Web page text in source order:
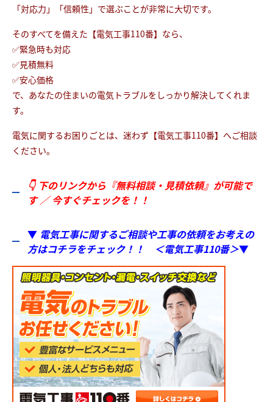
「対応力」「信頼性」で選ぶことが非常に大切です。
そのすべてを備えた【電気工事110番】なら、
✅緊急時も対応
✅見積無料
✅安心価格
で、あなたの住まいの電気トラブルをしっかり解決してくれま
す。
電気に関するお困りごとは、迷わず【電気工事110番】へご相談
ください。
👇 下のリンクから『無料相談・見積依頼』が可能で
す ／ 今すぐチェックを！！
▼ 電気工事に関するご相談や工事の依頼をお考えの
方はコチラをチェック！！ ＜電気工事110番＞▼